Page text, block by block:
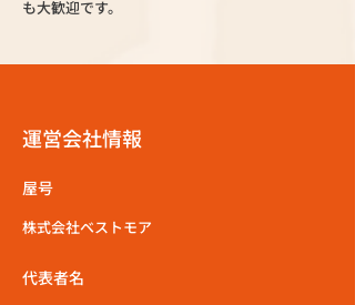
も大歓迎です。
運営会社情報
屋号
株式会社ベストモア
代表者名